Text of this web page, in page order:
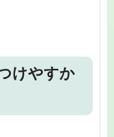
けやすか